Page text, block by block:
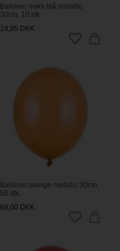
Balloner mørk blå metallic
30cm, 10 stk.
19,95 DKK
Balloner orange metallic 30cm,
50 stk.
69,00 DKK